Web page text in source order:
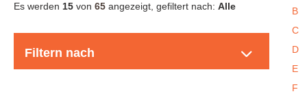
Es werden 15 von 65 angezeigt, gefiltert nach: Alle
Filtern nach
B
C
D
E
F